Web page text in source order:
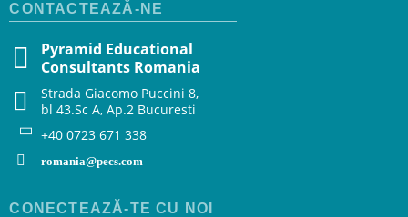
CONTACTEAZĂ-NE
Pyramid Educational
Consultants Romania
Strada Giacomo Puccini 8,
bl 43.Sc A, Ap.2 Bucuresti
+40 0723 671 338
romania@pecs.com
CONECTEAZĂ-TE CU NOI